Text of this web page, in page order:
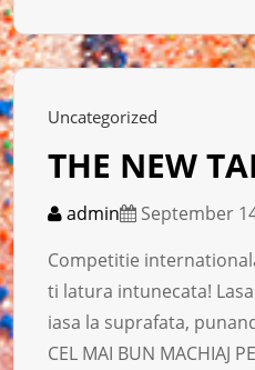
Uncategorized
THE NEW
admin
September
Competitie
ti latura intunecata!
iasa la suprafata,
CEL MAI BUN MACHIAJ